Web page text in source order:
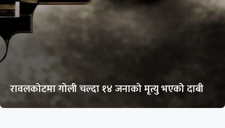
रावलकोटमा गोली चल्दा १४ जनाको मृत्यु भएको दाबी